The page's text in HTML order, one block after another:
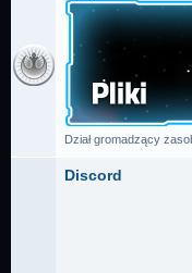
Dział gromadzący
Discord